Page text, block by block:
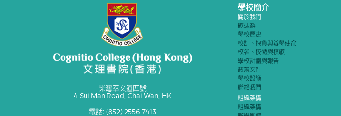
柴灣萃文道四號
4 Sui Man Road, Chai Wan, HK
電話: (852) 2556 7413
學校簡介
關於我們
歡迎辭
學校歷史
校訓、抱負與辦學使命
校名、校徽與校歌
學校計劃與報告
政策文件
學校設施
聯絡我們
組織架構
組織架構